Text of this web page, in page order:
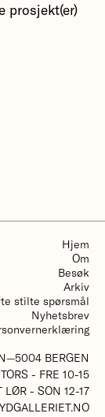
prosjekt(er)
Otomo
Hjem
Om
Besøk
Arkiv
stilte spørsmål
Nyhetsbrev
BERGEN
- FRE 10-15
LØR - SON 12-17